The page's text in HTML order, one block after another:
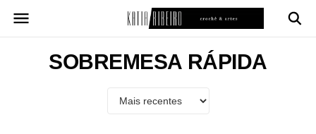
para
SOBREMESA RÁPIDA